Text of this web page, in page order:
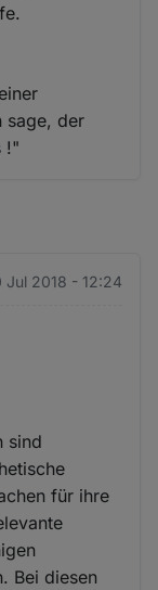
sage, der
!"
Jul 2018 - 12:24
sind
für ihre
Bei diesen